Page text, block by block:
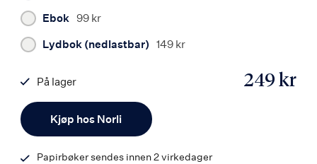
Ebok 99 kr
Lydbok (nedlastbar) 149 kr
Kjøp hos Norli
249 kr
På lager
9788203464133
Papirbøker sendes innen 2 virkedager